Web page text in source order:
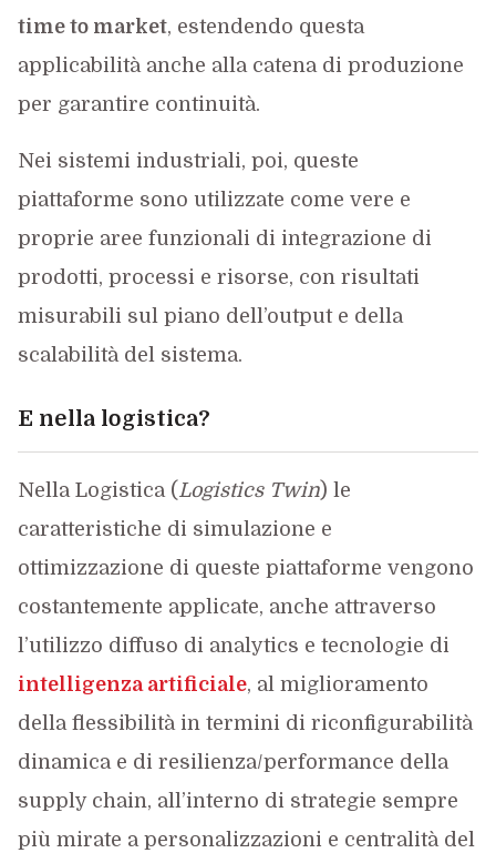
time to market, estendendo questa
applicabilità anche alla catena di produzione
per garantire continuità.
Nei sistemi industriali, poi, queste
piattaforme sono utilizzate come vere e
proprie aree funzionali di integrazione di
prodotti, processi e risorse, con risultati
misurabili sul piano dell’output e della
scalabilità del sistema.
E nella logistica?
Nella Logistica ( Logistics Twin) le
caratteristiche di simulazione e
ottimizzazione di queste piattaforme vengono
costantemente applicate, anche attraverso
l’utilizzo diffuso di analytics e tecnologie di
intelligenza artificiale, al miglioramento
della flessibilità in termini di riconfigurabilità
dinamica e di resilienza/performance della
supply chain, all’interno di strategie sempre
più mirate a personalizzazioni e centralità del